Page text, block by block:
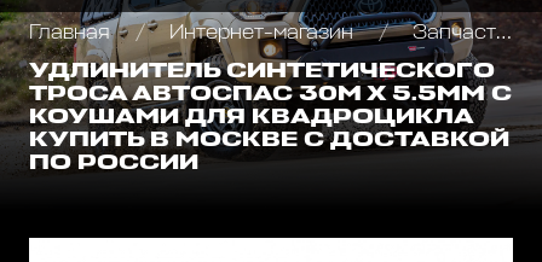
Главная Интернет-магазин
Запчасти и Аксессуары для лебедок
УДЛИНИТЕЛЬ СИНТЕТИЧЕСКОГО
ТРОСА АВТОСПАС 30М Х 5.5ММ С
КОУШАМИ ДЛЯ КВАДРОЦИКЛА
КУПИТЬ В МОСКВЕ С ДОСТАВКОЙ
ПО РОССИИ